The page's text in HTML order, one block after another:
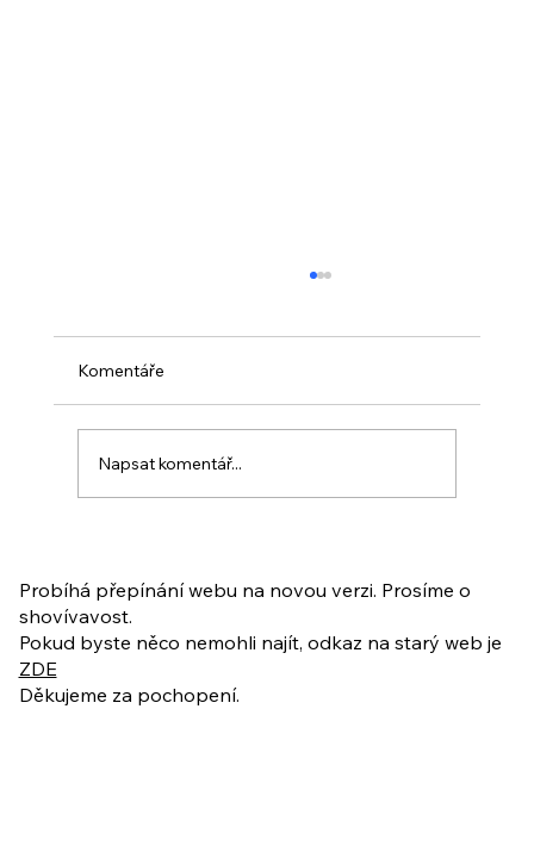
ukázkové lekce
Komentáře
Napsat komentář...
Probíhá přepínání webu na novou verzi. Prosíme o
shovívavost.
Pokud byste něco nemohli najít, odkaz na starý web je
ZDE
Děkujeme za pochopení.